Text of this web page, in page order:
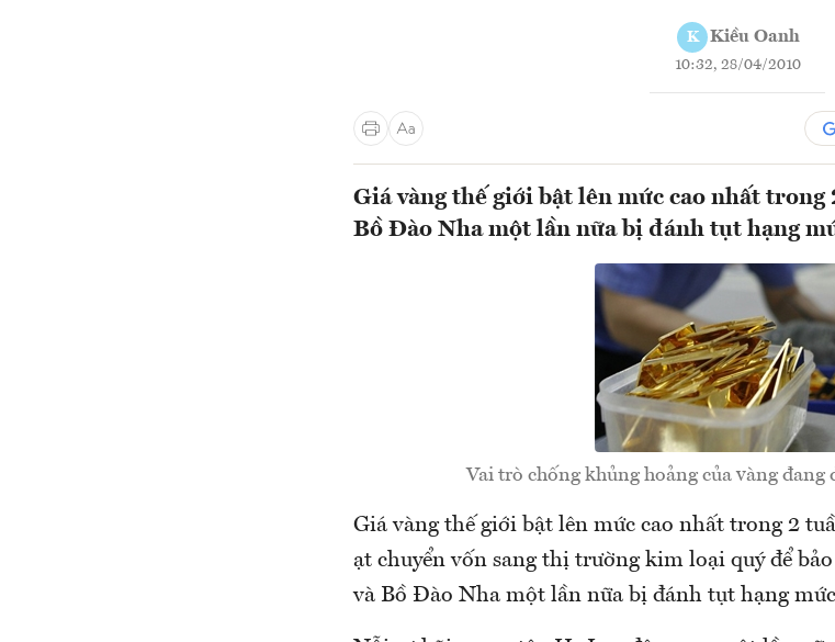
K Kiều Oanh
10:32, 28/04/2010
Giá vàng thế giới bật lên mức cao nhất trong
Bồ Đào Nha một lần nữa bị đánh tụt hạng
Vai trò chống khủng hoảng của vàng đang
Giá vàng thế giới bật lên mức cao nhất trong 2
ạt chuyển vốn sang thị trường kim loại quý để
và Bồ Đào Nha một lần nữa bị đánh tụt hạng